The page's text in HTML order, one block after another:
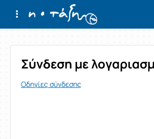
Σύνδεση
Σύνδεση με
Οδηγίες σύνδεσης